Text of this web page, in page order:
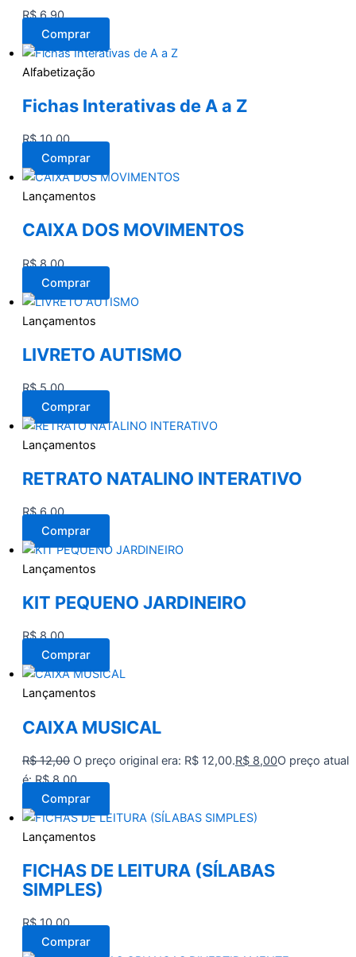
R$6,90
Comprar
Alfabetização
Fichas Interativas de A a Z
R$10,00
Comprar
Lançamentos
CAIXA DOS MOVIMENTOS
R$8,00
Comprar
Lançamentos
LIVRETO AUTISMO
R$5,00
Comprar
Lançamentos
RETRATO NATALINO INTERATIVO
R$6,00
Comprar
Lançamentos
KIT PEQUENO JARDINEIRO
R$8,00
Comprar
Lançamentos
CAIXA MUSICAL
R$12,00 O preço original era: R$ 12,00.R$ 8,00O preço atual
é: R$ 8,00.
Comprar
Lançamentos
FICHAS DE LEITURA (SÍLABAS
SIMPLES)
R$10,00
Comprar